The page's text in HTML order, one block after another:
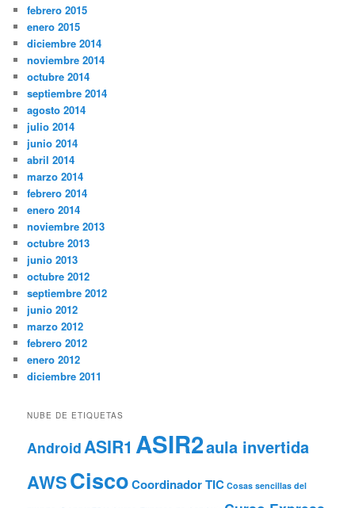
febrero 2015
enero 2015
diciembre 2014
noviembre 2014
octubre 2014
septiembre 2014
agosto 2014
julio 2014
junio 2014
abril 2014
marzo 2014
febrero 2014
enero 2014
noviembre 2013
octubre 2013
junio 2013
octubre 2012
septiembre 2012
junio 2012
marzo 2012
febrero 2012
enero 2012
diciembre 2011
NUBE DE ETIQUETAS
AndroidASIR1 ASIR2aula invertida
AWSCiscoCoordinador TIC Cosas sencillas del